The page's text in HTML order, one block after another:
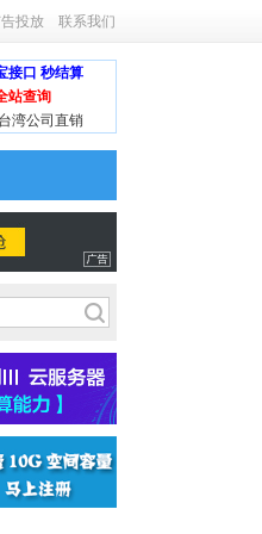
投放 联系我们
接口 秒结算
站查询
湾公司直销